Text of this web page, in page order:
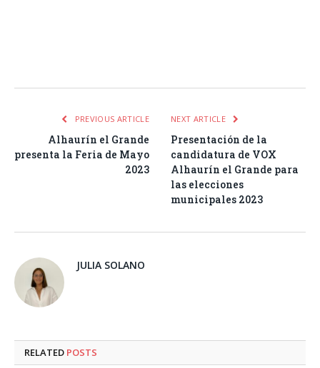
PREVIOUS ARTICLE
Alhaurín el Grande
presenta la Feria de Mayo
2023
NEXT ARTICLE
Presentación de la
candidatura de VOX
Alhaurín el Grande para
las elecciones
municipales 2023
JULIA SOLANO
RELATED POSTS